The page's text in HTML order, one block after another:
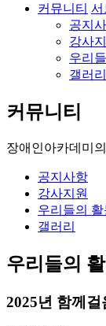
커뮤니티 서
공지
강사
우리
갤러리
커뮤니티
장애인아카데미의
공지사항
강사지원
우리들의 활
갤러리
우리들의
2025년 함께걸